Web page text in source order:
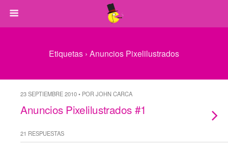
Etiquetas › Anuncios Pixelilustrados
23 SEPTIEMBRE 2010 • POR JOHN CARCA
Anuncios Pixelilustrados #1
21 RESPUESTAS